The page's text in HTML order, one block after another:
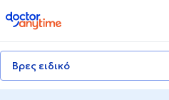
doctoranytime
Βρες ειδικό